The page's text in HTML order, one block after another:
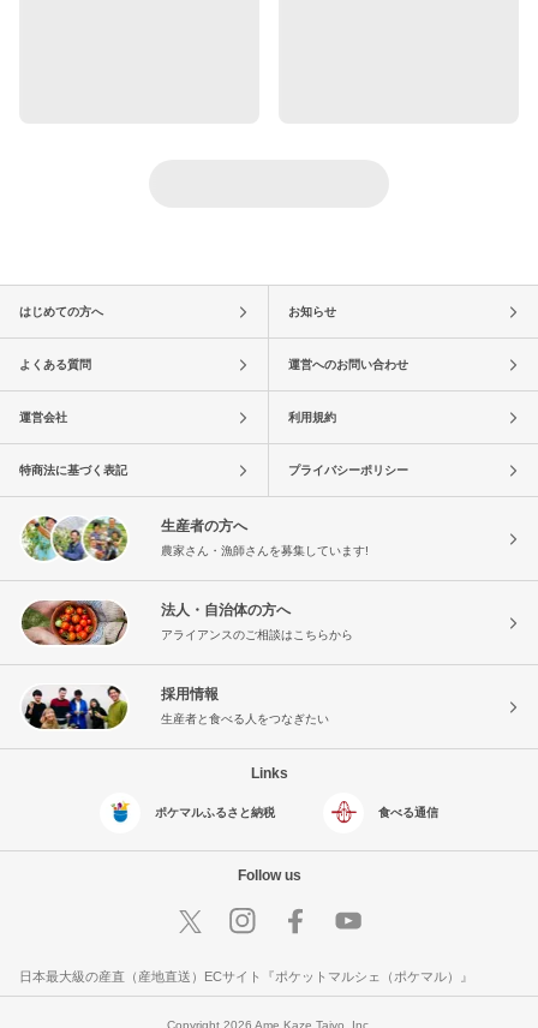
はじめての方へ お知らせ
よくある質問 運営へのお問い合わせ
運営会社 利用規約
特商法に基づく表記 プライバシーポリシー
生産者の方へ
農家さん・漁師さんを募集しています!
法人・自治体の方へ
アライアンスのご相談はこちらから
採用情報
生産者と食べる人をつなぎたい
Links
ポケマルふるさと納税 食べる通信
Follow us
日本最大級の産直（産地直送）ECサイト『ポケットマルシェ（ポケマル）』
Copyright 2026 Ame Kaze Taiyo, Inc.